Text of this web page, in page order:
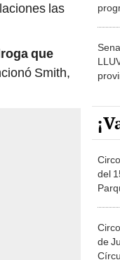
las
que
Smith,
del
de